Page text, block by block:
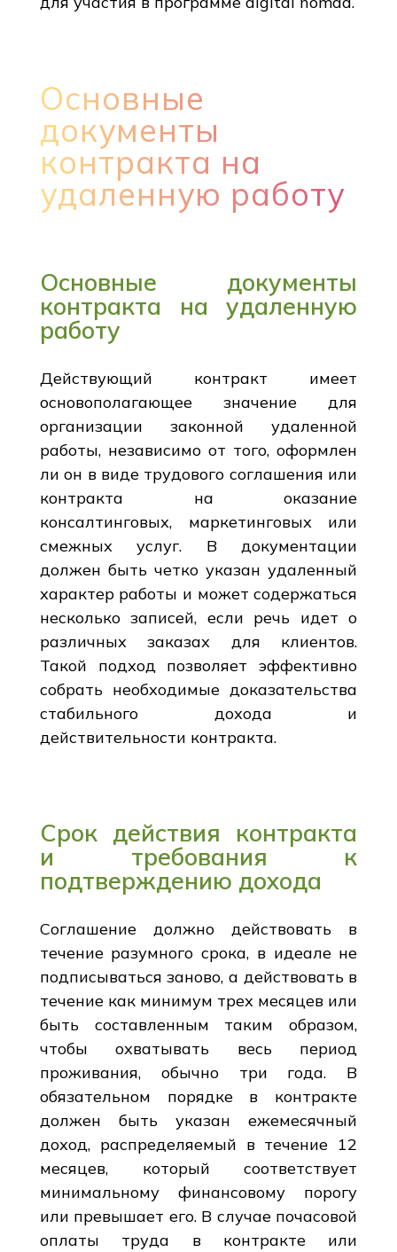
Основные
документы
контракта на
удаленную работу
Основные документы
контракта на удаленную
работу
Действующий контракт имеет
основополагающее значение для
организации законной удаленной
работы, независимо от того, оформлен
ли он в виде трудового соглашения или
контракта на оказание
консалтинговых, маркетинговых или
смежных услуг. В документации
должен быть четко указан удаленный
характер работы и может содержаться
несколько записей, если речь идет о
различных заказах для клиентов.
Такой подход позволяет эффективно
собрать необходимые доказательства
стабильного дохода и
действительности контракта.
Срок действия контракта
и требования к
подтверждению дохода
Соглашение должно действовать в
течение разумного срока, в идеале не
подписываться заново, а действовать в
течение как минимум трех месяцев или
быть составленным таким образом,
чтобы охватывать весь период
проживания, обычно три года. В
обязательном порядке в контракте
должен быть указан ежемесячный
доход, распределяемый в течение 12
месяцев, который соответствует
минимальному финансовому порогу
или превышает его. В случае почасовой
оплаты труда в контракте или